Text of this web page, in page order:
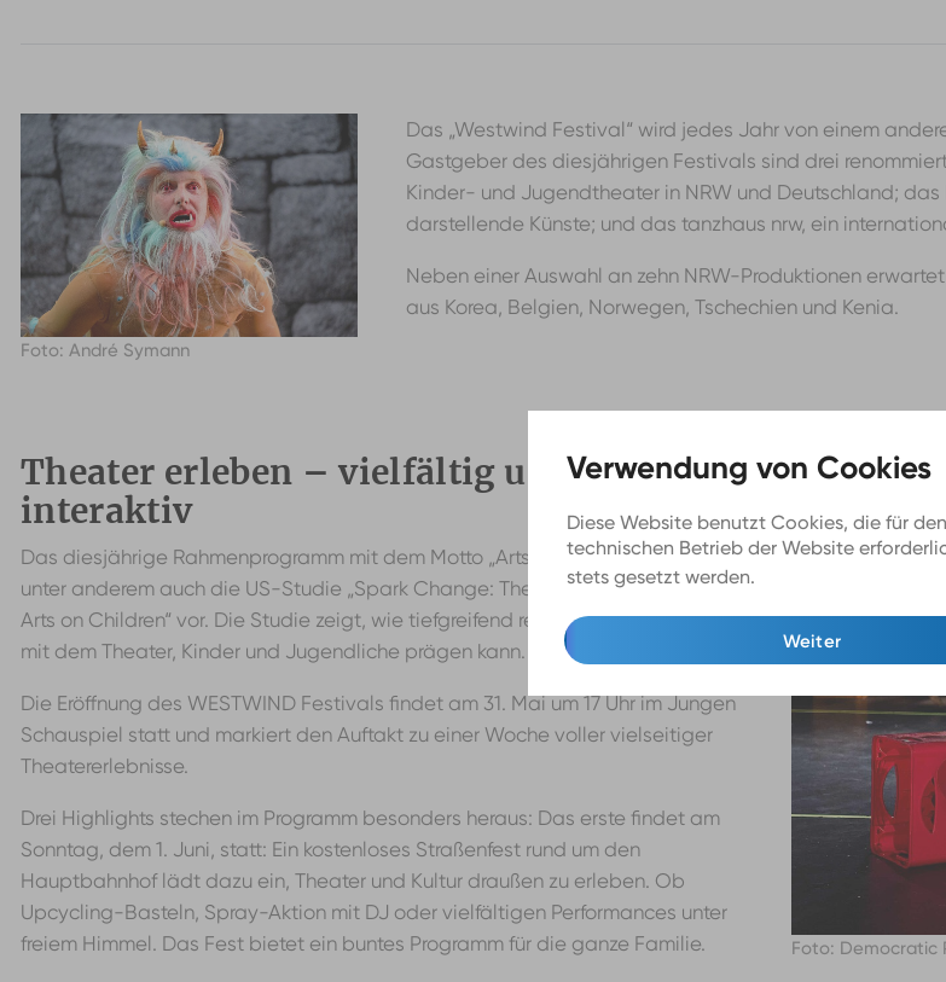
Diese Website benutzt Cookies, die für den
technischen Betrieb der Website
stets gesetzt werden.
Weiter
Foto: André Symann
Das „Westwind Festival“ wird jedes Jahr von einem
Gastgeber des diesjährigen Festivals sind drei
Kinder- und Jugendtheater in NRW und Deutschland;
darstellende Künste; und das tanzhaus nrw, ein
Neben einer Auswahl an zehn NRW-Produktionen
aus Korea, Belgien, Norwegen, Tschechien und Kenia.
Theater erleben – vielfältig und
interaktiv
Das diesjährige Rahmenprogramm mit dem Motto „Arts for Change“ stellt
unter anderem auch die US-Studie „Spark Change: The Impact of Performing
Arts on Children“ vor. Die Studie zeigt, wie tiefgreifend regelmäßiger Kontakt
mit dem Theater, Kinder und Jugendliche prägen kann.
Die Eröffnung des WESTWIND Festivals findet am 31. Mai um 17 Uhr im Jungen
Schauspiel statt und markiert den Auftakt zu einer Woche voller vielseitiger
Theatererlebnisse.
Drei Highlights stechen im Programm besonders heraus: Das erste findet am
Sonntag, dem 1. Juni, statt: Ein kostenloses Straßenfest rund um den
Hauptbahnhof lädt dazu ein, Theater und Kultur draußen zu erleben. Ob
Upcycling-Basteln, Spray-Aktion mit DJ oder vielfältigen Performances unter
freiem Himmel. Das Fest bietet ein buntes Programm für die ganze Familie.
Foto: Democratic